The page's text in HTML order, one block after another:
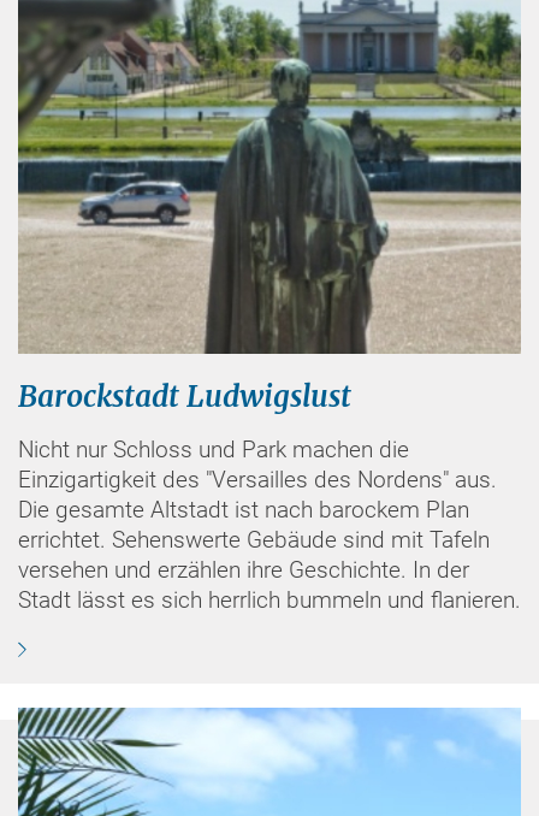
Barockstadt Ludwigslust
Nicht nur Schloss und Park machen die
Einzigartigkeit des "Versailles des Nordens" aus.
Die gesamte Altstadt ist nach barockem Plan
errichtet. Sehenswerte Gebäude sind mit Tafeln
versehen und erzählen ihre Geschichte. In der
Stadt lässt es sich herrlich bummeln und flanieren.